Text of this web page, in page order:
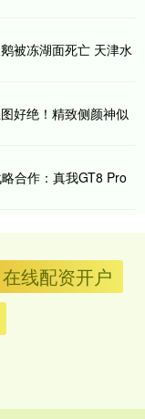
被冻湖面死亡 天津水
好绝！精致侧颜神似
合作：真我GT8 Pro
在线配资开户